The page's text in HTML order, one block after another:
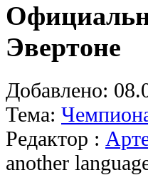
Эвертоне
Добавлено:
Тема:
Редактор :
another